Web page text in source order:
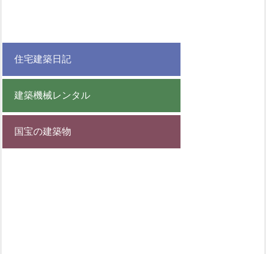
住宅建築日記
建築機械レンタル
国宝の建築物